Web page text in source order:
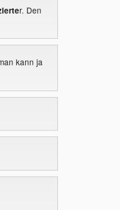
r. Den
kann ja